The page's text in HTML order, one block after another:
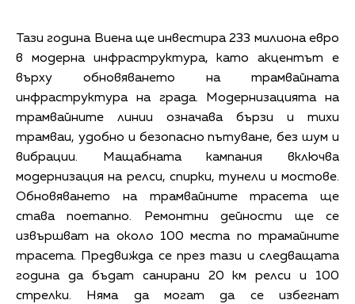
Тази година Виена ще инвестира 233 милиона евро
в модерна инфраструктура, като акцентът е
върху обновяването на трамвайната
инфраструктура на града. Модернизацията на
трамвайните линии означава бързи и тихи
трамваи, удобно и безопасно пътуване, без шум и
вибрации. Мащабната кампания включва
модернизация на релси, спирки, тунели и мостове.
Обновяването на трамвайните трасета ще
става поетапно. Ремонтни дейности ще се
извършват на около 100 места по трамайните
трасета. Предвижда се през тази и следващата
година да бъдат санирани 20 км релси и 100
стрелки. Няма да могат да се избегнат